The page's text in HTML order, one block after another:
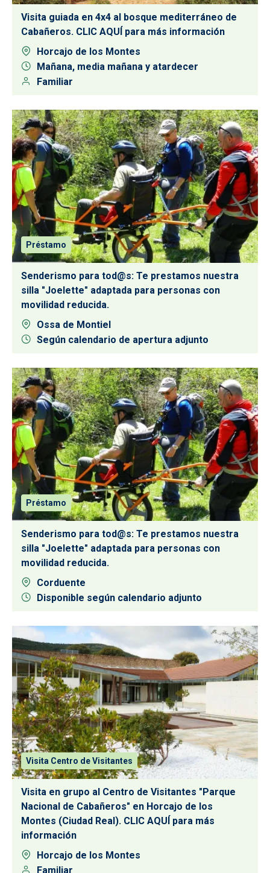
Visita guiada en 4x4 al bosque mediterráneo de
Cabañeros. CLIC AQUÍ para más información
Horcajo de los Montes
Mañana, media mañana y atardecer
Familiar
Préstamo
Senderismo para tod@s: Te prestamos nuestra
silla "Joelette" adaptada para personas con
movilidad reducida.
Ossa de Montiel
Según calendario de apertura adjunto
Préstamo
Senderismo para tod@s: Te prestamos nuestra
silla "Joelette" adaptada para personas con
movilidad reducida.
Corduente
Disponible según calendario adjunto
Visita Centro de Visitantes
Visita en grupo al Centro de Visitantes "Parque
Nacional de Cabañeros" en Horcajo de los
Montes (Ciudad Real). CLIC AQUÍ para más
información
Horcajo de los Montes
Familiar